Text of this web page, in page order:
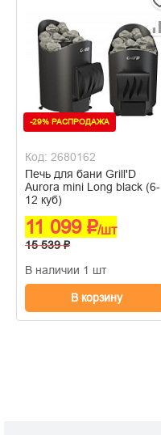
-29% РАСПРОДАЖА
Код: 2680162
Печь для бани Grill'D
Aurora mini Long black (6-
12 куб)
11 099 ₽/шт
15 539 ₽
В наличии 1 шт
В корзину